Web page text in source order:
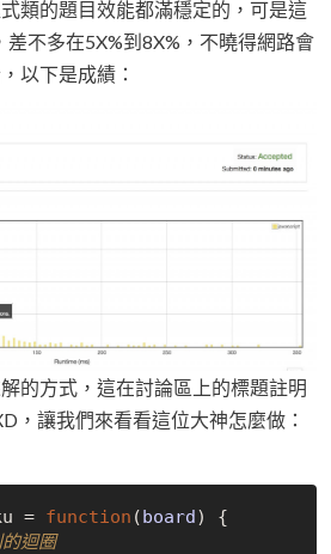
類的題目效能都滿穩定的，可是這
不多在5X%到8X%，不曉得網路會
以下是成績：
的方式，這在討論區上的標題註明
，讓我們來看看這位大神怎麼做：
= function (board) {
迴圈